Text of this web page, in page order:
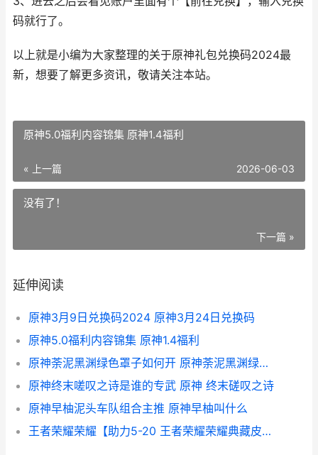
码就行了。
以上就是小编为大家整理的关于原神礼包兑换码2024最
新，想要了解更多资讯，敬请关注本站。
原神5.0福利内容锦集 原神1.4福利
« 上一篇 2026-06-03
没有了！
下一篇 »
延伸阅读
原神3月9日兑换码2024 原神3月24日兑换码
原神5.0福利内容锦集 原神1.4福利
原神荼泥黑渊绿色罩子如何开 原神荼泥黑渊绿色罩子宝箱
原神终末嗟叹之诗是谁的专武 原神 终末磋叹之诗
原神早柚泥头车队组合主推 原神早柚叫什么
王者荣耀荣耀【助力5-20 王者荣耀荣耀典藏皮肤排名